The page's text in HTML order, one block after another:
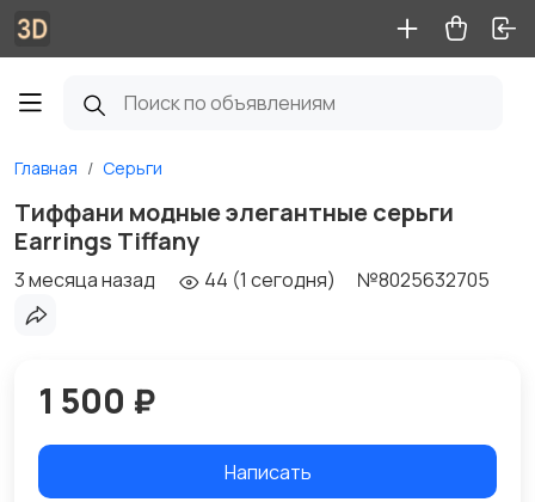
Главная Серьги
Тиффани модные элегантные серьги
Earrings Tiffany
3 месяца назад 44 (1 сегодня) №8025632705
1 500 ₽
Написать